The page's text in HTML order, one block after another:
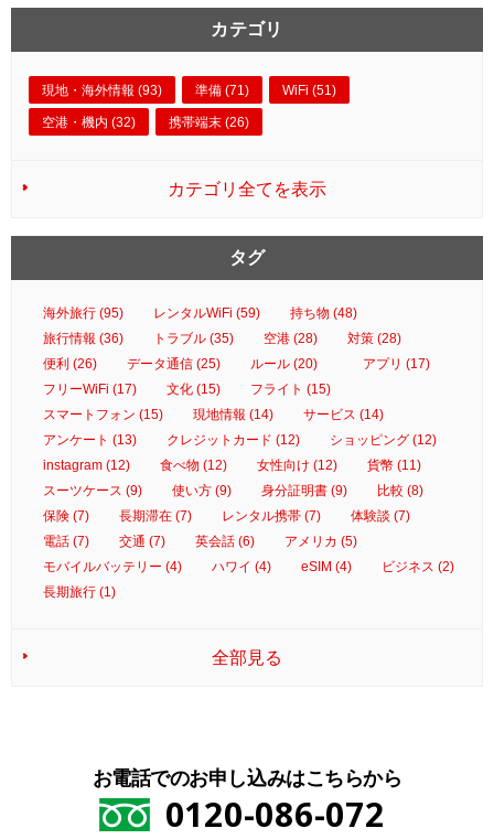
カテゴリ
現地・海外情報 (93) 準備 (71) WiFi (51)
空港・機内 (32) 携帯端末 (26)
カテゴリ全てを表示
タグ
海外旅行 (95) レンタルWiFi (59)
持ち物 (48)
旅行情報 (36)
トラブル (35) 空港 (28)
対策 (28)
便利 (26)
データ通信 (25) ルール (20)
アプリ (17)
フリーWiFi (17)
文化 (15)
フライト (15)
スマートフォン (15)
現地情報 (14)
サービス (14)
アンケート (13)
クレジットカード (12)
ショッピング (12)
instagram (12)
食べ物 (12) 女性向け (12)
貨幣 (11)
スーツケース (9)
使い方 (9) 身分証明書 (9)
比較 (8)
保険 (7)
長期滞在 (7) レンタル携帯 (7)
体験談 (7)
電話 (7)
交通 (7) 英会話 (6)
アメリカ (5)
モバイルバッテリー (4)
ハワイ (4) eSIM (4)
ビジネス (2)
長期旅行 (1)
全部見る
お電話でのお申し込みはこちらから
0120-086-072